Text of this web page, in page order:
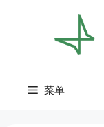
菜单